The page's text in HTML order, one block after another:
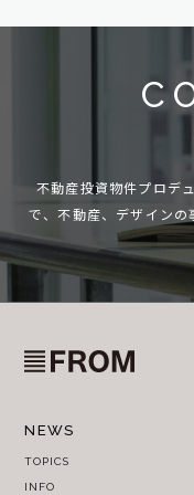
不動産投資物件プロデ
で、不動産、デザインの
NEWS
TOPICS
INFO